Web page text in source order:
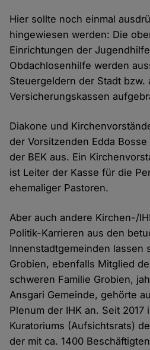
Hier sollte noch einmal
hingewiesen werden: Die
Einrichtungen der
Obdachlosenhilfe werden
Steuergeldern der Stadt bzw.
Versicherungskassen
Diakone und
der Vorsitzenden Edda
der BEK aus. Ein
ist Leiter der Kasse für die
ehemaliger Pastoren.
Aber auch andere Kirchen-/
Politik-Karrieren aus den
Innenstadtgemeinden lassen
Grobien, ebenfalls Mitglied
schweren Familie Grobien,
Ansgari Gemeinde, gehörte
Plenum der IHK an. Seit
Kuratoriums (Aufsichtsrats)
der mit ca. 1400